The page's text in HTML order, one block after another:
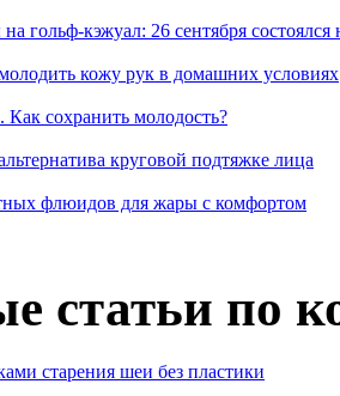
гольф-кэжуал: 26 сентября
кожу рук в домашних условиях
сохранить молодость?
круговой подтяжке лица
флюидов для жары с комфортом
статьи по
старения шеи без пластики